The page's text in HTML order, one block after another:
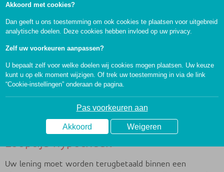
'hypotheekrecht' op uw woning.
Hypotheekrecht
Bij een notaris ondertekent u een hypotheekakte: een
document waarin staat dat u geld leent van de
hypotheekverstrekker, met het huis als onderpand. Dit
Looptijd hypotheek
Uw lening moet worden terugbetaald binnen een
Akkoord met cookies?
Dan geeft u ons toestemming om ook cookies te plaatsen voor uitgebreid
analytische doelen. Deze cookies hebben invloed op uw privacy.
Zelf uw voorkeuren aanpassen?
U bepaalt zelf voor welke doelen wij cookies mogen plaatsen. Uw keuze
kunt u op elk moment wijzigen. Of trek uw toestemming in via de link
“Cookie-instellingen” onderaan de pagina.
Pas voorkeuren aan
Akkoord Weigeren